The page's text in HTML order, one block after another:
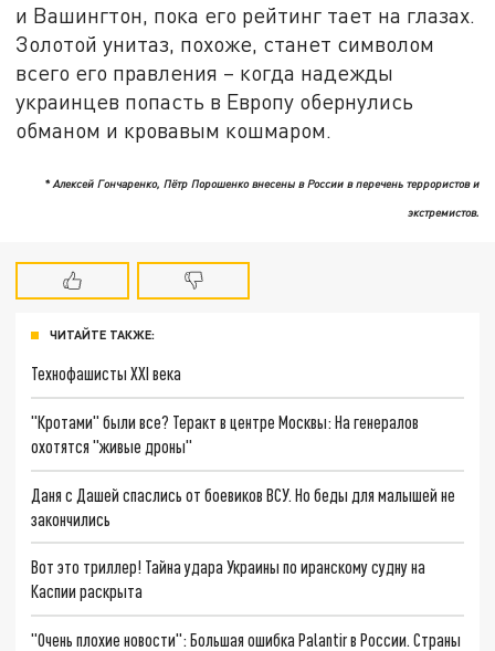
и Вашингтон, пока его рейтинг тает на глазах.
Золотой унитаз, похоже, станет символом
всего его правления – когда надежды
украинцев попасть в Европу обернулись
обманом и кровавым кошмаром.
* Алексей Гончаренко, Пётр Порошенко внесены в России в перечень террористов и
экстремистов.
ЧИТАЙТЕ ТАКЖЕ:
Технофашисты XXI века
"Кротами" были все? Теракт в центре Москвы: На генералов
охотятся "живые дроны"
Даня с Дашей спаслись от боевиков ВСУ. Но беды для малышей не
закончились
Вот это триллер! Тайна удара Украины по иранскому судну на
Каспии раскрыта
"Очень плохие новости": Большая ошибка Palantir в России. Страны